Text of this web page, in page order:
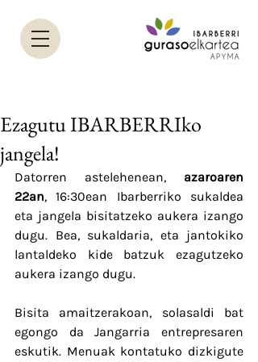
Ezagutu IBARBERRIko
jangela!
Datorren astelehenean, azaroaren
22an, 16:30ean Ibarberriko sukaldea
eta jangela bisitatzeko aukera izango
dugu. Bea, sukaldaria, eta jantokiko
lantaldeko kide batzuk ezagutzeko
aukera izango dugu.
Bisita amaitzerakoan, solasaldi bat
egongo da Jangarria entrepresaren
eskutik. Menuak kontatuko dizkigute